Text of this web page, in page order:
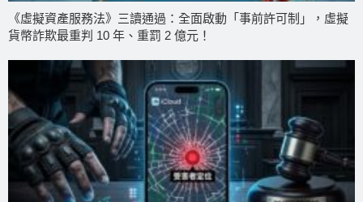
《虛擬資產服務法》三讀通過：全面啟動「事前許可制」，虛擬
貨幣詐欺最重判 10 年、重罰 2 億元！